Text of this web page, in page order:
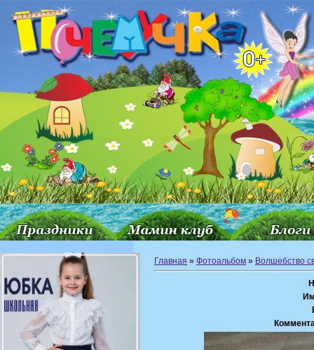
Главная » Фотоальбом » Волшебство